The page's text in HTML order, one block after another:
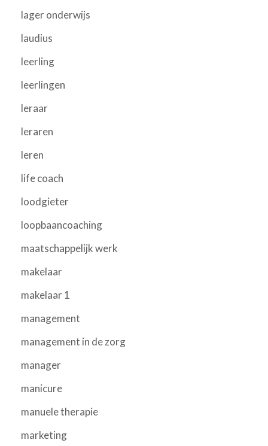
lager onderwijs
laudius
leerling
leerlingen
leraar
leraren
leren
life coach
loodgieter
loopbaancoaching
maatschappelijk werk
makelaar
makelaar 1
management
management in de zorg
manager
manicure
manuele therapie
marketing